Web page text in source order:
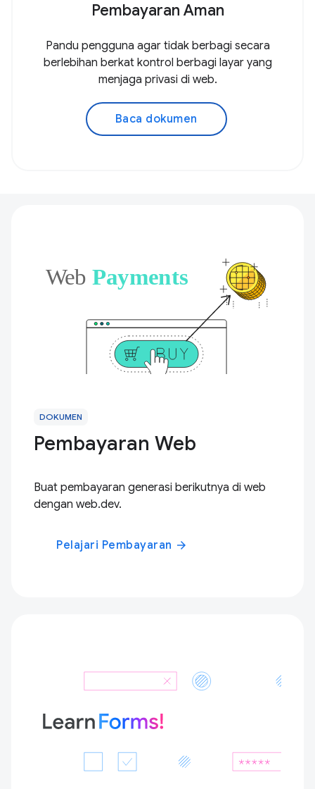
Pembayaran Aman
Pandu pengguna agar tidak berbagi secara
berlebihan berkat kontrol berbagi layar yang
menjaga privasi di web.
Baca dokumen
DOKUMEN
Pembayaran Web
Buat pembayaran generasi berikutnya di web
dengan web.dev.
Pelajari Pembayaran arrow_forward